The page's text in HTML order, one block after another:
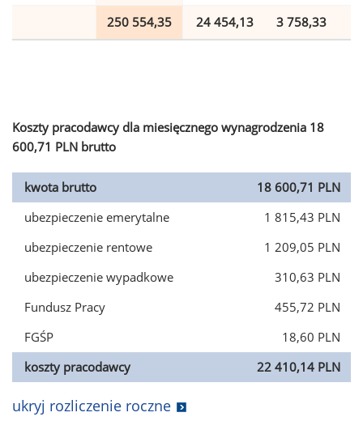
250 554,35 24 454,13 3 758,33
Koszty pracodawcy dla miesięcznego wynagrodzenia 18
600,71 PLN brutto
kwota brutto
18 600,71 PLN
ubezpieczenie emerytalne
1 815,43 PLN
ubezpieczenie rentowe
1 209,05 PLN
ubezpieczenie wypadkowe
310,63 PLN
Fundusz Pracy
455,72 PLN
FGŚP
18,60 PLN
koszty pracodawcy
22 410,14 PLN
ukryj rozliczenie roczne